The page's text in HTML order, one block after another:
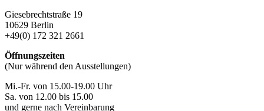
Giesebrechtstraße 19
10629 Berlin
+49(0) 172 321 2661
Öffnungszeiten
(Nur während den Ausstellungen)
Mi.-Fr. von 15.00-19.00 Uhr
Sa. von 12.00 bis 15.00
und gerne nach Vereinbarung